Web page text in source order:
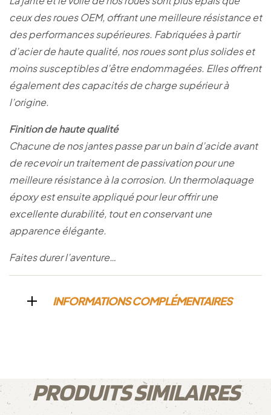
ceux des roues OEM, offrant une meilleure résistance et
des performances supérieures. Fabriquées à partir
d’acier de haute qualité, nos roues sont plus solides et
moins susceptibles d’être endommagées. Elles offrent
également des capacités de charge supérieur à
l’origine.
Finition de haute qualité
Chacune de nos jantes passe par un bain d’acide avant
de recevoir un traitement de passivation pour une
meilleure résistance à la corrosion. Un thermolaquage
époxy est ensuite appliqué pour leur offrir une
excellente durabilité, tout en conservant une
apparence élégante.
Faites durer l’aventure…
INFORMATIONS COMPLÉMENTAIRES
PRODUITS SIMILAIRES